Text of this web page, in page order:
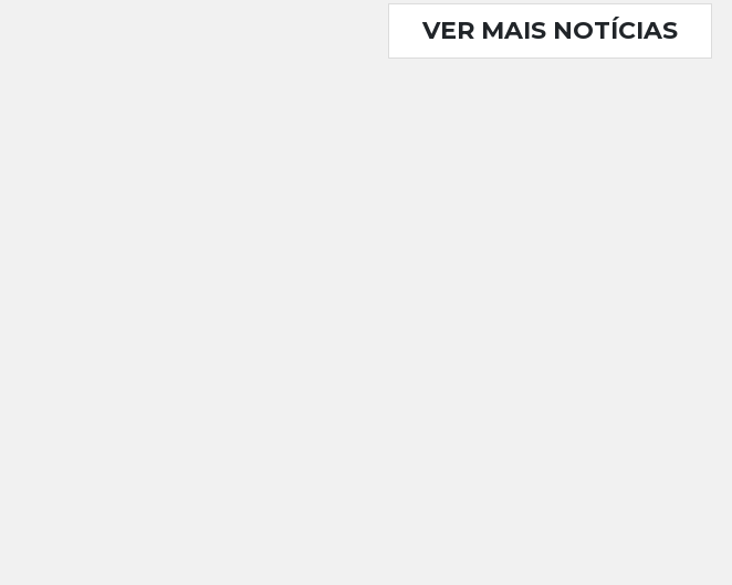
VER MAIS NOTÍCIAS